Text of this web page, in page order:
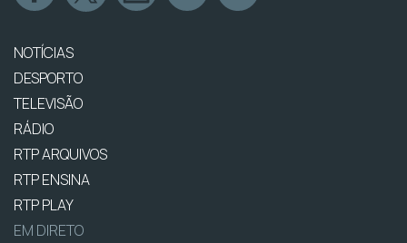
NOTÍCIAS
DESPORTO
TELEVISÃO
RÁDIO
RTP ARQUIVOS
RTP ENSINA
RTP PLAY
EM DIRETO